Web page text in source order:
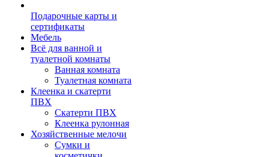
Подарочные карты и
сертификаты
Мебель
Всё для ванной и
туалетной комнаты
Ванная комната
Туалетная комната
Клеенка и скатерти
ПВХ
Скатерти ПВХ
Клеенка рулонная
Хозяйственные мелочи
Сумки и